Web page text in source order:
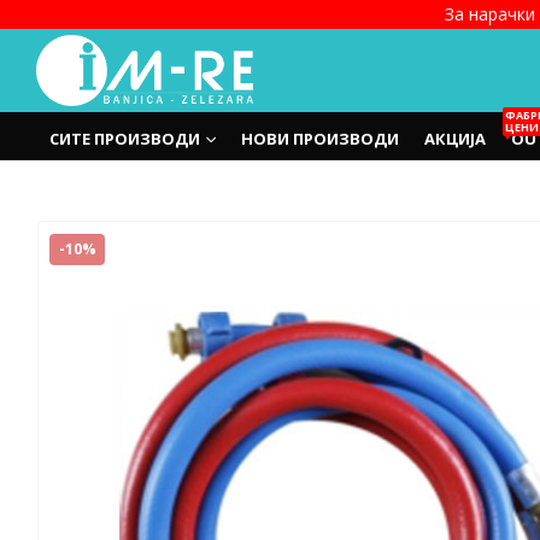
За
СИТЕ ПРОИЗВОДИ НОВИ ПРОИЗВОДИ АКЦИЈА
ЦЕНИ
-10%